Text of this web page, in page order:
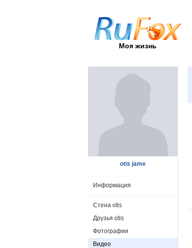
Моя жизнь
otis jame
Информация
Стена otis
Друзья otis
Фотографии
Видео